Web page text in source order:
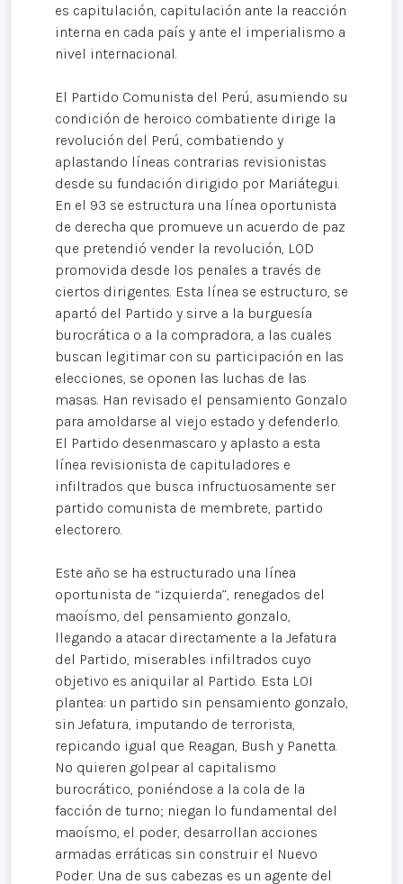
es capitulación, capitulación ante la reacción
interna en cada país y ante el imperialismo a
nivel internacional.
El Partido Comunista del Perú, asumiendo su
condición de heroico combatiente dirige la
revolución del Perú, combatiendo y
aplastando líneas contrarias revisionistas
desde su fundación dirigido por Mariátegui.
En el 93 se estructura una línea oportunista
de derecha que promueve un acuerdo de paz
que pretendió vender la revolución, LOD
promovida desde los penales a través de
ciertos dirigentes. Esta línea se estructuro, se
apartó del Partido y sirve a la burguesía
burocrática o a la compradora, a las cuales
buscan legitimar con su participación en las
elecciones, se oponen las luchas de las
masas. Han revisado el pensamiento Gonzalo
para amoldarse al viejo estado y defenderlo.
El Partido desenmascaro y aplasto a esta
línea revisionista de capituladores e
infiltrados que busca infructuosamente ser
partido comunista de membrete, partido
electorero.
Este año se ha estructurado una línea
oportunista de “izquierda”, renegados del
maoísmo, del pensamiento gonzalo,
llegando a atacar directamente a la Jefatura
del Partido, miserables infiltrados cuyo
objetivo es aniquilar al Partido. Esta LOI
plantea: un partido sin pensamiento gonzalo,
sin Jefatura, imputando de terrorista,
repicando igual que Reagan, Bush y Panetta.
No quieren golpear al capitalismo
burocrático, poniéndose a la cola de la
facción de turno; niegan lo fundamental del
maoísmo, el poder, desarrollan acciones
armadas erráticas sin construir el Nuevo
Poder. Una de sus cabezas es un agente del